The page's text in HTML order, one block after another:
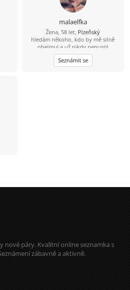
malaelfka
Žena, 58 let, Plzeňský
hledám někoho, kdo by mě silně
obejmul a už nikdy nepustil
Seznámit se
nové páry. Kvalitní online seznamka s
zábavně a aktivně.